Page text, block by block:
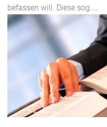
befassen will. Diese sog....